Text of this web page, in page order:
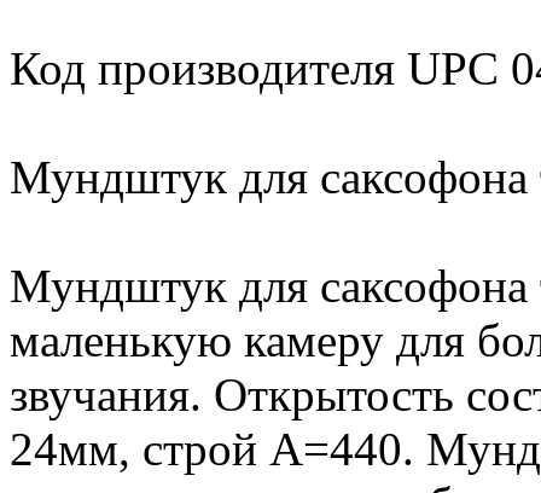
Код производителя UPC
Мундштук для
Мундштук для
маленькую камеру для
звучания. Открытость
24мм, строй А=440.